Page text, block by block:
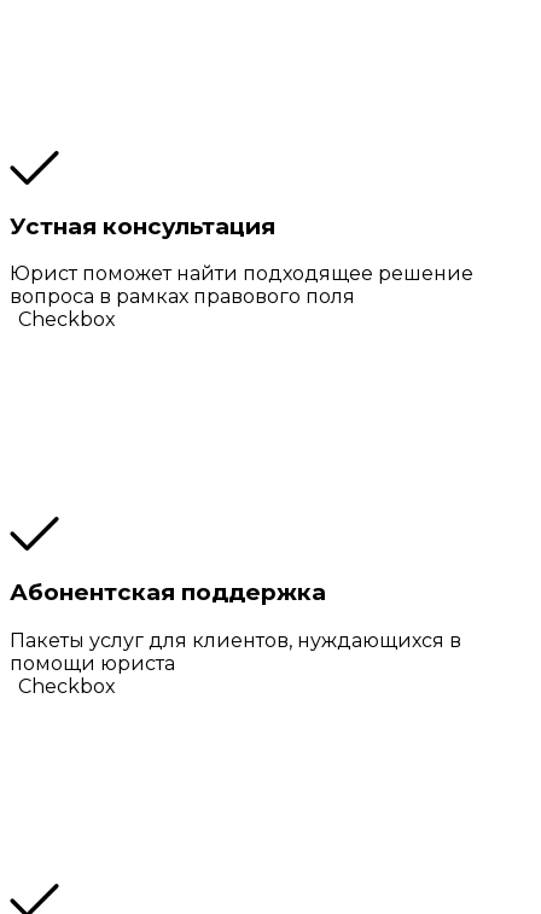
Устная консультация
Юрист поможет найти подходящее решение
вопроса в рамках правового поля
Checkbox
Абонентская поддержка
Пакеты услуг для клиентов, нуждающихся в
помощи юриста
Checkbox